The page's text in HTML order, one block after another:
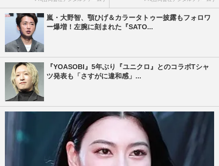
嵐・大野智、顎ひげ＆カラータトゥー披露もフォロワ
ー爆増！左腕に刻まれた『SATO...
『YOASOBI』5年ぶり『ユニクロ』とのコラボTシャ
ツ発表も「さすがに違和感」...